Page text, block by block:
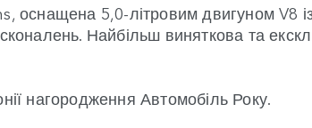
5,0-літровим двигуном V8
Найбільш виняткова та
нагородження Автомобіль Року.